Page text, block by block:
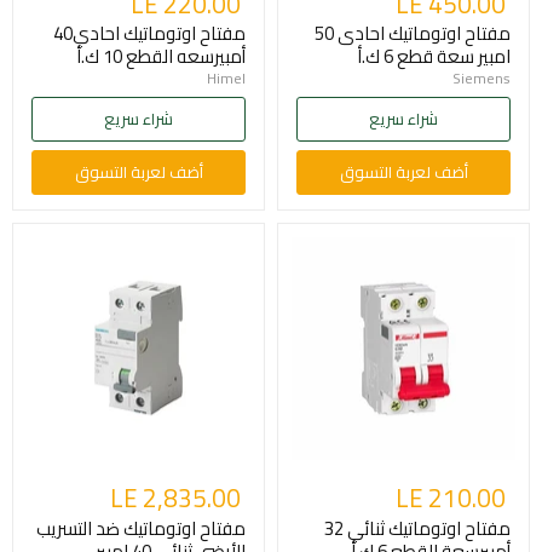
مفتاح اوتوماتيك احادى 50
امبير سعة قطع 6 ك.أ
Siemens
شراء سريع
أضف لعربة التسوق
مفتاح اوتوماتيك احادي40
أمبيرسعه القطع 10 ك.أ
Himel
شراء سريع
أضف لعربة التسوق
LE 210.00
مفتاح اوتوماتيك ثنائي 32
LE 2,835.00
مفتاح اوتوماتيك ضد التسريب